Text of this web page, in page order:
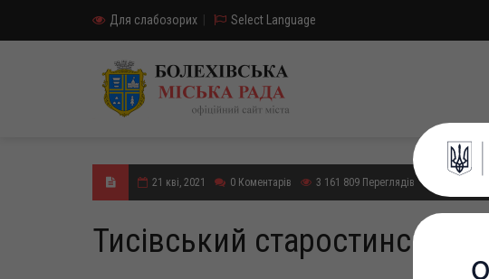
Для слабозорих Select Language
21 кві, 2021 0 Коментарів 3 161 809 Переглядів
Тисівський старостинський